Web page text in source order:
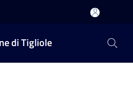
di Tigliole